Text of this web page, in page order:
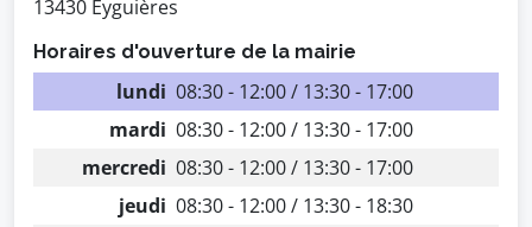
13430 Eyguières
Horaires d'ouverture de la mairie
lundi 08:30 - 12:00 / 13:30 - 17:00
mardi 08:30 - 12:00 / 13:30 - 17:00
mercredi 08:30 - 12:00 / 13:30 - 17:00
jeudi 08:30 - 12:00 / 13:30 - 18:30